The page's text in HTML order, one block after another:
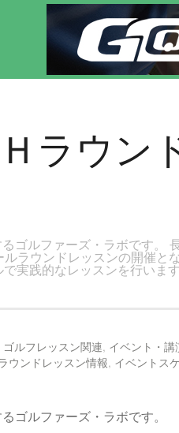
宿区、若松河田で気軽にゴルフレッスン！
ラウン
ゴルファーズ・ラボです。
ラウンドレッスンの開催
実践的なレッスンを行い
ゴルフレッスン関連, イベント・講
ウンドレッスン情報, イベントス
ゴルファーズ・ラボです。